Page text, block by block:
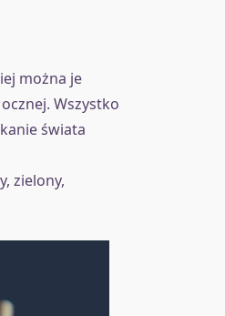
można je
Wszystko
świata
zielony,